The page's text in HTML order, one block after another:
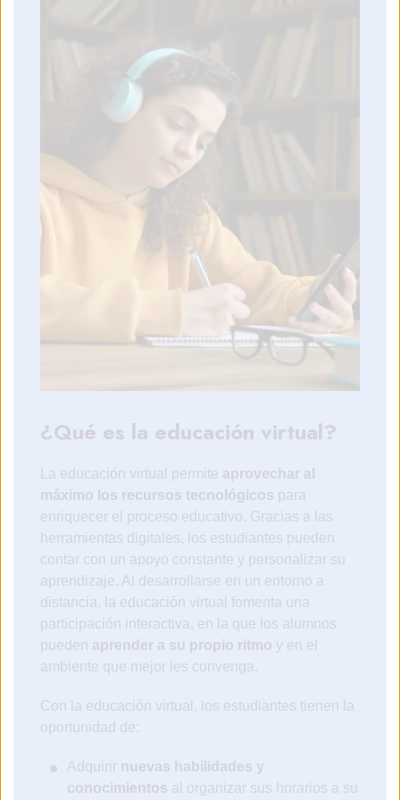
¿Qué es la educación virtual?
La educación virtual permite aprovechar al
máximo los recursos tecnológicos para
enriquecer el proceso educativo. Gracias a las
herramientas digitales, los estudiantes pueden
contar con un apoyo constante y personalizar su
aprendizaje. Al desarrollarse en un entorno a
distancia, la educación virtual fomenta una
participación interactiva, en la que los alumnos
pueden aprender a su propio ritmo y en el
ambiente que mejor les convenga.
Con la educación virtual, los estudiantes tienen la
oportunidad de:
Adquirir nuevas habilidades y
conocimientos al organizar sus horarios a su